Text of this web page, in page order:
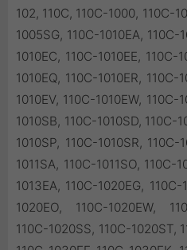
102, 110C, 110C-1000, 110C-
1005SG, 110C-1010EA, 110C-
1010EC, 110C-1010EE, 110C-
1010EQ, 110C-1010ER, 110C-
1010EV, 110C-1010EW, 110C-
1010SB, 110C-1010SD, 110C-
1010SP, 110C-1010SR, 110C-
1011SA, 110C-1011SO, 110C-
1013EA, 110C-1020EG,
1020EO, 110C-1020EW,
110C-1020SS, 110C-1020ST,